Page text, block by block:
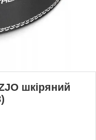
шкіряний